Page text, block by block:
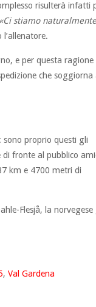
risulterà infatti
«Ci stiamo naturalmente
e per questa ragione
che soggiorna
sono proprio questi gli
fronte al pubblico
km e 4700 metri di
Flesjå, la norvegese
, Val Gardena